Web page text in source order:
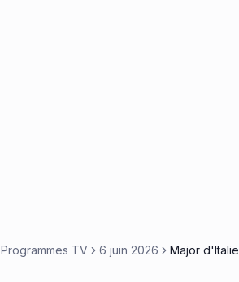
Programmes TV 6 juin 2026 Major d'Italie